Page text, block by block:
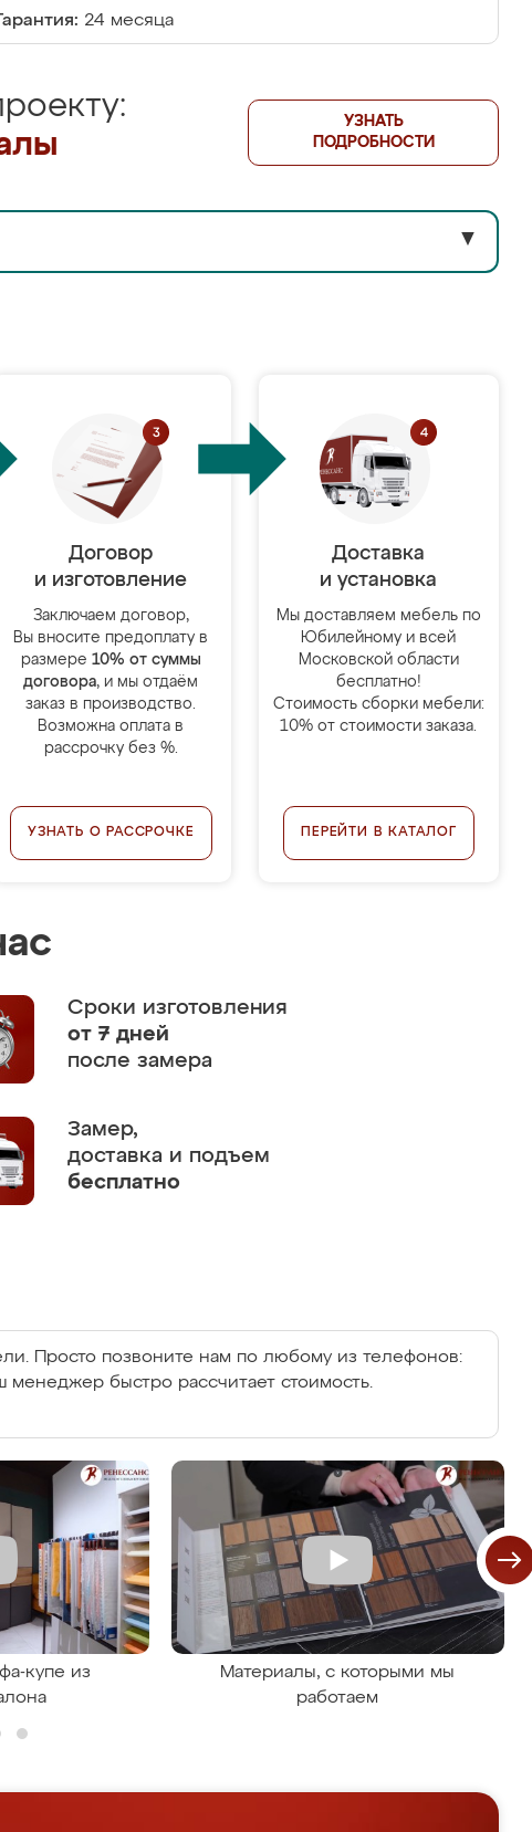
24 месяца
УЗНАТЬ
ПОДРОБНОСТИ
▼
Договор
и изготовление
Заключаем договор,
Вы вносите предоплату в
размере 10% от суммы
договора, и мы отдаём
заказ в производство.
Возможна оплата в
рассрочку без %.
УЗНАТЬ О РАССРОЧКЕ
Доставка
и установка
Мы доставляем мебель по
Юбилейному и всей
Московской области
бесплатно!
Стоимость сборки мебели:
10% от стоимости заказа.
ПЕРЕЙТИ В КАТАЛОГ
Сроки изготовления
от 7 дней
после замера
Замер,
доставка и подъем
бесплатно
Просто позвоните нам по любому из телефонов:
менеджер быстро рассчитает стоимость.
купе из
Материалы, с которыми мы
работаем